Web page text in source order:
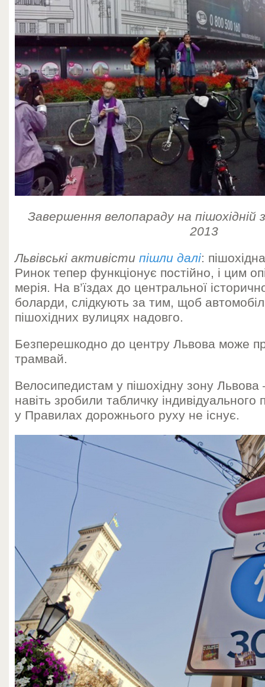
Завершення велопараду на пішохідній
2013
Львівські активісти пішли далі:
Ринок тепер функціонує постійно, і цим
мерія. На в’їздах до центральної
боларди, слідкують за тим, щоб
пішохідних вулицях надовго.
Безперешкодно до центру Львова може
трамвай.
Велосипедистам у пішохідну зону
навіть зробили табличку індивідуального
у Правилах дорожнього руху не існує.